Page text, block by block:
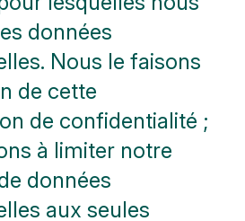
données
Nous le faisons
de cette
de confidentialité ;
à limiter notre
données
aux seules